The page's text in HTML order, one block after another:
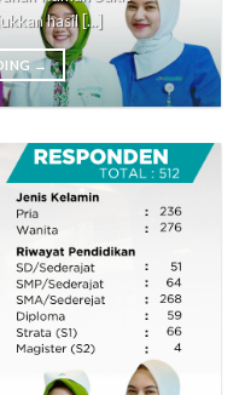
hasil [...]
→